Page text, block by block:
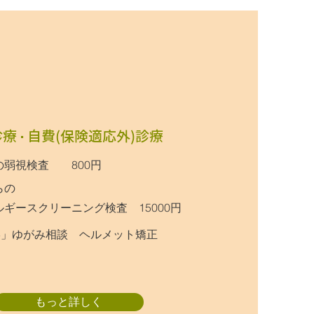
療・自費(保険適応外)診療
​弱視検査 800円
の
ースクリーニング検査 15000円​
ゆがみ相談 ヘルメット矯正
もっと詳しく